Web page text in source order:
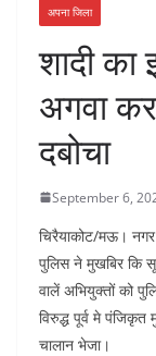
अपना जिला
शादी का
अगवा
दबोचा
September 6,
चिरैयाकोट/मऊ।
पुलिस ने मुखबिर कि
वालें अभियुक्तों को
विरुद्ध पूर्व मे
चालान भेजा।